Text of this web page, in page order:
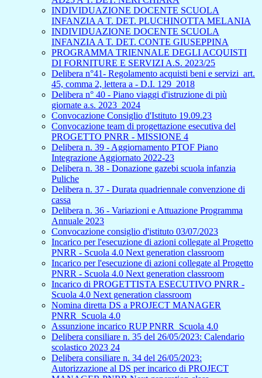
INDIVIDUAZIONE DOCENTE SCUOLA
INFANZIA A T. DET. PLUCHINOTTA MELANIA
INDIVIDUAZIONE DOCENTE SCUOLA
INFANZIA A T. DET. CONTE GIUSEPPINA
PROGRAMMA TRIENNALE DEGLI ACQUISTI
DI FORNITURE E SERVIZI A.S. 2023/25
Delibera n°41- Regolamento acquisti beni e servizi_art.
45, comma 2, lettera a - D.I. 129_2018
Delibera n° 40 - Piano viaggi d'istruzione di più
giornate a.s. 2023_2024
Convocazione Consiglio d'Istituto 19.09.23
Convocazione team di progettazione esecutiva del
PROGETTO PNRR - MISSIONE 4
Delibera n. 39 - Aggiornamento PTOF Piano
Integrazione Aggiornato 2022-23
Delibera n. 38 - Donazione gazebi scuola infanzia
Puliche
Delibera n. 37 - Durata quadriennale convenzione di
cassa
Delibera n. 36 - Variazioni e Attuazione Programma
Annuale 2023
Convocazione consiglio d'istituto 03/07/2023
Incarico per l'esecuzione di azioni collegate al Progetto
PNRR - Scuola 4.0 Next generation classroom
Incarico per l'esecuzione di azioni collegate al Progetto
PNRR - Scuola 4.0 Next generation classroom
Incarico di PROGETTISTA ESECUTIVO PNRR -
Scuola 4.0 Next generation classroom
Nomina diretta DS a PROJECT MANAGER
PNRR_Scuola 4.0
Assunzione incarico RUP PNRR_Scuola 4.0
Delibera consiliare n. 35 del 26/05/2023: Calendario
scolastico 2023 24
Delibera consiliare n. 34 del 26/05/2023:
Autorizzazione al DS per incarico di PROJECT